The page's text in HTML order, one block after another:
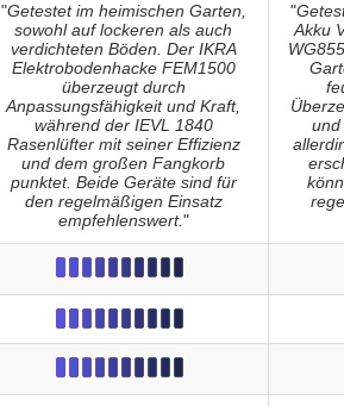
"Getestet im heimischen Garten,
sowohl auf lockeren als auch
verdichteten Böden. Der IKRA
Elektrobodenhacke FEM1500
überzeugt durch
Anpassungsfähigkeit und Kraft,
während der IEVL 1840
Rasenlüfter mit seiner Effizienz
und dem großen Fangkorb
punktet. Beide Geräte sind für
den regelmäßigen Einsatz
empfehlenswert."
"
Akku
und